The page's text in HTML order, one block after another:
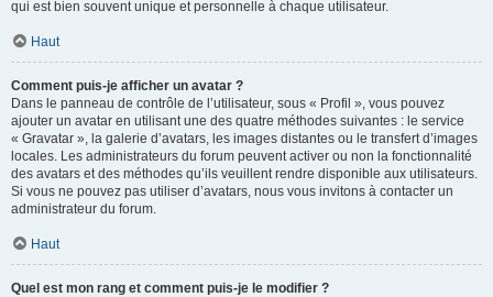
qui est bien souvent unique et personnelle à chaque utilisateur.
Haut
Comment puis-je afficher un avatar ?
Dans le panneau de contrôle de l’utilisateur, sous « Profil », vous pouvez
ajouter un avatar en utilisant une des quatre méthodes suivantes : le service
« Gravatar », la galerie d’avatars, les images distantes ou le transfert d’images
locales. Les administrateurs du forum peuvent activer ou non la fonctionnalité
des avatars et des méthodes qu’ils veuillent rendre disponible aux utilisateurs.
Si vous ne pouvez pas utiliser d’avatars, nous vous invitons à contacter un
administrateur du forum.
Haut
Quel est mon rang et comment puis-je le modifier ?